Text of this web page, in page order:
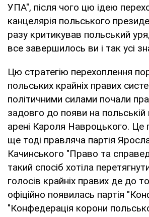
УПА", після чого цю ідею
канцелярія польського
разу критикував польський
все завершилось ви і так усі
Цю стратегію перехоплення
польських крайніх правих
політичними силами почали
задовго до появи на польській
арені Кароля Навроцького. Це
ще тоді правляча партія
Качинського "Право та
такий спосіб хотіла
голосів крайніх правих де до
офіційно появилась партія
"Конфедерація корони